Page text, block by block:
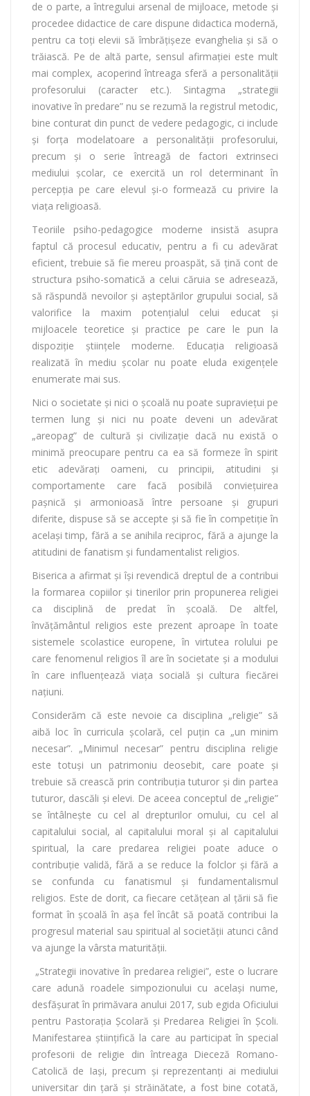
de o parte, a întregului arsenal de mijloace, metode și
procedee didactice de care dispune didactica modernă,
pentru ca toți elevii să îmbrățișeze evanghelia și să o
trăiască. Pe de altă parte, sensul afirmației este mult
mai complex, acoperind întreaga sferă a personalității
profesorului (caracter etc.). Sintagma „strategii
inovative în predare” nu se rezumă la registrul metodic,
bine conturat din punct de vedere pedagogic, ci include
și forța modelatoare a personalității profesorului,
precum și o serie întreagă de factori extrinseci
mediului școlar, ce exercită un rol determinant în
percepția pe care elevul și-o formează cu privire la
viața religioasă.
Teoriile psiho-pedagogice moderne insistă asupra
faptul că procesul educativ, pentru a fi cu adevărat
eficient, trebuie să fie mereu proaspăt, să țină cont de
structura psiho-somatică a celui căruia se adresează,
să răspundă nevoilor și așteptărilor grupului social, să
valorifice la maxim potențialul celui educat și
mijloacele teoretice și practice pe care le pun la
dispoziție științele moderne. Educația religioasă
realizată în mediu școlar nu poate eluda exigențele
enumerate mai sus.
Nici o societate şi nici o şcoală nu poate supraviețui pe
termen lung şi nici nu poate deveni un adevărat
„areopag” de cultură şi civilizaţie dacă nu există o
minimă preocupare pentru ca ea să formeze în spirit
etic adevăraţi oameni, cu principii, atitudini şi
comportamente care facă posibilă convieţuirea
paşnică şi armonioasă între persoane şi grupuri
diferite, dispuse să se accepte şi să fie în competiţie în
acelaşi timp, fără a se anihila reciproc, fără a ajunge la
atitudini de fanatism şi fundamentalist religios.
Biserica a afirmat şi îşi revendică dreptul de a contribui
la formarea copiilor şi tinerilor prin propunerea religiei
ca disciplină de predat în şcoală. De altfel,
învăţământul religios este prezent aproape în toate
sistemele scolastice europene, în virtutea rolului pe
care fenomenul religios îl are în societate şi a modului
în care influenţează viaţa socială şi cultura fiecărei
naţiuni.
Considerăm că este nevoie ca disciplina „religie” să
aibă loc în curricula şcolară, cel puţin ca „un minim
necesar”. „Minimul necesar” pentru disciplina religie
este totuşi un patrimoniu deosebit, care poate şi
trebuie să crească prin contribuția tuturor şi din partea
tuturor, dascăli şi elevi. De aceea conceptul de „religie”
se întâlneşte cu cel al drepturilor omului, cu cel al
capitalului social, al capitalului moral şi al capitalului
spiritual, la care predarea religiei poate aduce o
contribuţie validă, fără a se reduce la folclor și fără a
se confunda cu fanatismul şi fundamentalismul
religios. Este de dorit, ca fiecare cetățean al ţării să fie
format în şcoală în aşa fel încât să poată contribui la
progresul material sau spiritual al societăţii atunci când
va ajunge la vârsta maturităţii.
„Strategii inovative în predarea religiei”, este o lucrare
care adună roadele simpozionului cu același nume,
desfășurat în primăvara anului 2017, sub egida Oficiului
pentru Pastorația Școlară și Predarea Religiei în Școli.
Manifestarea științifică la care au participat în special
profesorii de religie din întreaga Dieceză Romano-
Catolică de Iași, precum și reprezentanți ai mediului
universitar din țară și străinătate, a fost bine cotată,